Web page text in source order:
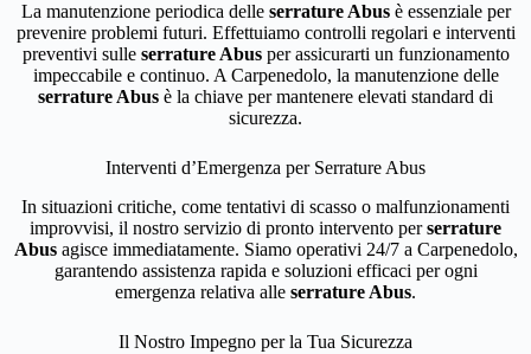
La manutenzione periodica delle serrature Abusè essenziale per
prevenire problemi futuri. Effettuiamo controlli regolari e interventi
preventivi sulle serrature Abusper assicurarti un funzionamento
impeccabile e continuo. A Carpenedolo, la manutenzione delle
serrature Abus è la chiave per mantenere elevati standard di
sicurezza.
Interventi d’Emergenza per Serrature Abus
In situazioni critiche, come tentativi di scasso o malfunzionamenti
improvvisi, il nostro servizio di pronto intervento perserrature
Abusagisce immediatamente. Siamo operativi 24/7 a Carpenedolo,
garantendo assistenza rapida e soluzioni efficaci per ogni
emergenza relativa alle serrature Abus.
Il Nostro Impegno per la Tua Sicurezza